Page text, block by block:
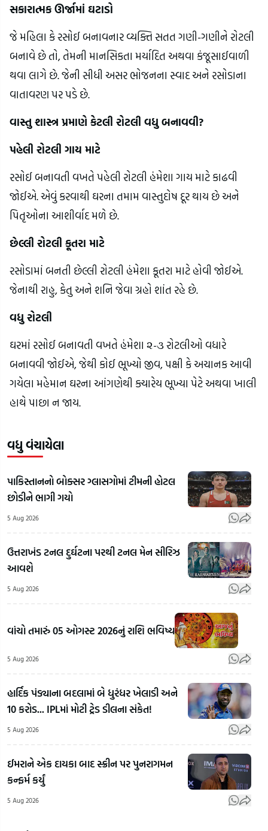
સકારાત્મક ઊર્જામાં ઘટાડો
જે મહિલા કે રસોઈ બનાવનાર વ્યક્તિ સતત ગણી-ગણીને રોટલી
બનાવે છે તો, તેમની માનસિકતા મર્યાદિત અથવા કંજૂસાઈવાળી
થવા લાગે છે. જેની સીધી અસર ભોજનના સ્વાદ અને રસોડાના
વાતાવરણ પર પડે છે.
વાસ્તુ શાસ્ત્ર પ્રમાણે કેટલી રોટલી વધુ બનાવવી?
પહેલી રોટલી ગાય માટે
રસોઈ બનાવતી વખતે પહેલી રોટલી હંમેશા ગાય માટે કાઢવી
જોઈએ. એવું કરવાથી ઘરના તમામ વાસ્તુદોષ દૂર થાય છે અને
પિતૃઓના આશીર્વાદ મળે છે.
છેલ્લી રોટલી કૂતરા માટે
રસોડામાં બનતી છેલ્લી રોટલી હંમેશા કૂતરા માટે હોવી જોઈએ.
જેનાથી રાહુ, કેતુ અને શનિ જેવા ગ્રહો શાંત રહે છે.
વધુ રોટલી
ઘરમાં રસોઈ બનાવતી વખતે હંમેશા ૨-૩ રોટલીઓ વધારે
બનાવવી જોઈએ, જેથી કોઈ ભૂખ્યો જીવ, પક્ષી કે અચાનક આવી
ગયેલા મહેમાન ઘરના આંગણેથી ક્યારેય ભૂખ્યા પેટે અથવા ખાલી
હાથે પાછા ન જાય.
વધુ વંચાયેલા
પાકિસ્તાનનો બોક્સર ગ્લાસગોમાં ટીમની હોટલ
છોડીને ભાગી ગયો
5 Aug 2026
ઉત્તરાખંડ ટનલ દુર્ઘટના પરથી ટનલ મેન સીરિઝ
આવશે
5 Aug 2026
વાંચો તમારું 05 ઓગસ્ટ 2026નું રાશિ ભવિષ્ય
5 Aug 2026
હાર્દિક પંડ્યાના બદલામાં બે ધુરંધર ખેલાડી અને
10 કરોડ... IPLમાં મોટી ટ્રેડ ડીલના સંકેત!
5 Aug 2026
ઈમરાને એક દાયકા બાદ સ્ક્રીન પર પુનરાગમન
કન્ફર્મ કર્યું
5 Aug 2026
15મી
ઓગસ્ટ
દેશભરમાં
સુરતી
તિરંગાની
ભારે
₹100
કરોડના
વેપારનો
અંદાજ |
બ્લેક
ગોગલ્સ
68 વર્ષીય
નીતુ સિંહ